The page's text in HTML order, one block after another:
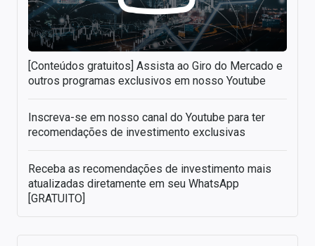
[Conteúdos gratuitos] Assista ao Giro do Mercado e
outros programas exclusivos em nosso Youtube
Inscreva-se em nosso canal do Youtube para ter
recomendações de investimento exclusivas
Receba as recomendações de investimento mais
atualizadas diretamente em seu WhatsApp
[GRATUITO]